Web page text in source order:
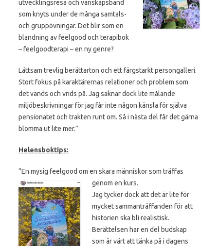
utvecklingsresa och vänskapsband
som knyts under de många samtals-
och gruppövningar. Det blir som en
blandning av feelgood och terapibok
– feelgoodterapi – en ny genre?
Lättsam trevlig berättarton och ett färgstarkt persongalleri.
Stort fokus på karaktärernas relationer och problem som
det vänds och vrids på. Jag saknar dock lite målande
miljöbeskrivningar för jag får inte någon känsla för själva
pensionatet och trakten runt om. Så i nästa del får det gärna
blomma ut lite mer.”
Helensboktips:
”En mysig feelgood om en skara människor som träffas
genom en kurs.
Jag tycker dock att det är lite för
mycket sammanträffanden för att
historien ska bli realistisk.
Berättelsen har en del budskap
som är värt att tänka på i dagens